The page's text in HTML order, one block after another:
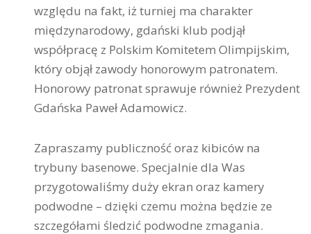
względu na fakt, iż turniej ma charakter
międzynarodowy, gdański klub podjął
współpracę z Polskim Komitetem Olimpijskim,
który objął zawody honorowym patronatem.
Honorowy patronat sprawuje również Prezydent
Gdańska Paweł Adamowicz.
Zapraszamy publiczność oraz kibiców na
trybuny basenowe. Specjalnie dla Was
przygotowaliśmy duży ekran oraz kamery
podwodne – dzięki czemu można będzie ze
szczegółami śledzić podwodne zmagania.